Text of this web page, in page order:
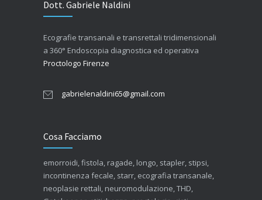
Dott. Gabriele Naldini
Ecografie transanali e transrettali tridimensionali
a 360° Endoscopia diagnostica ed operativa
Proctologo Firenze
gabrielenaldini65@gmail.com
Cosa Facciamo
emorroidi, fistola, ragade, longo, stapler, stipsi,
incontinenza fecale, starr, ecografia transanale,
neoplasie rettali, neuromodulazione, THD,